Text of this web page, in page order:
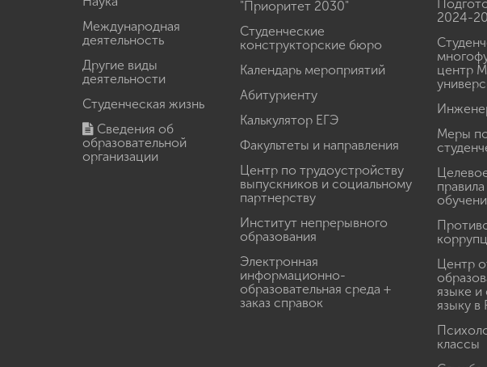
Международная
деятельность
Другие виды
деятельности
Студенческая жизнь
Сведения об
образовательной
организации
"Приоритет 2030"
Студенческие
конструкторские бюро
Календарь мероприятий
Абитуриенту
Калькулятор ЕГЭ
Факультеты и направления
Центр по трудоустройству
выпускников и социальному
партнерству
Институт непрерывного
образования
Электронная
информационно-
образовательная среда +
заказ справок
2024-
центр
Меры
Центр
языке и
языку в
классы